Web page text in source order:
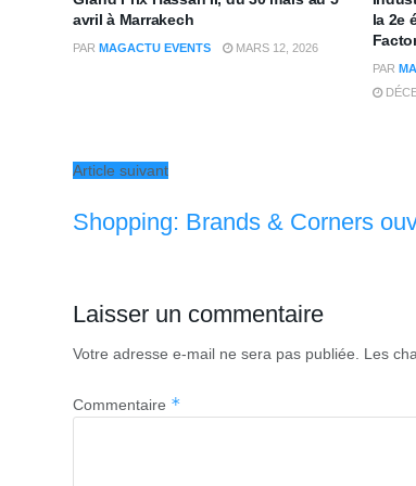
avril à Marrakech
PAR MAGACTU EVENTS MARS 12, 2026
la 2e
PAR
Article suivant
Shopping: Brands & Corners
Laisser un commentaire
Votre adresse e-mail ne sera pas publiée. Les
Commentaire *